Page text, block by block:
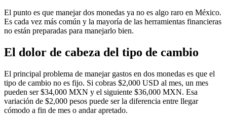
El punto es que manejar dos monedas ya no es algo raro en México.
Es cada vez más común y la mayoría de las herramientas financieras
no están preparadas para manejarlo bien.
El dolor de cabeza del tipo de cambio
El principal problema de manejar gastos en dos monedas es que el
tipo de cambio no es fijo. Si cobras $2,000 USD al mes, un mes
pueden ser $34,000 MXN y el siguiente $36,000 MXN. Esa
variación de $2,000 pesos puede ser la diferencia entre llegar
cómodo a fin de mes o andar apretado.